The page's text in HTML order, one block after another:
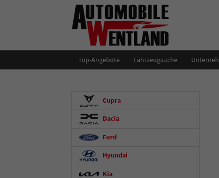
Top-Angebote Fahrzeugsuche
Cupra
Dacia
Ford
Hyundai
Kia